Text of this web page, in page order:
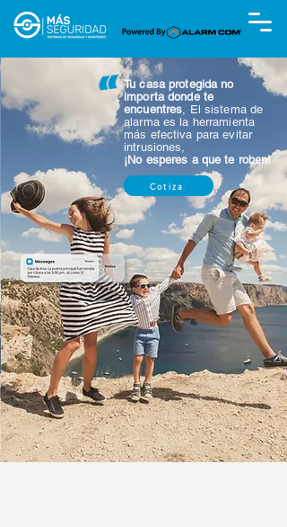
Cotiza
Tu casa protegida no
importa donde te
encuentres, El sistema de
alarma es la herramienta
más efectiva para evitar
intrusiones,
¡No esperes a que te roben!